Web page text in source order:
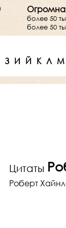
более 50
более 50
З И Й К Л М
Цитаты
Роберт